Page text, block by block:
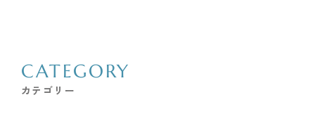
CATEGORY
カテゴリー